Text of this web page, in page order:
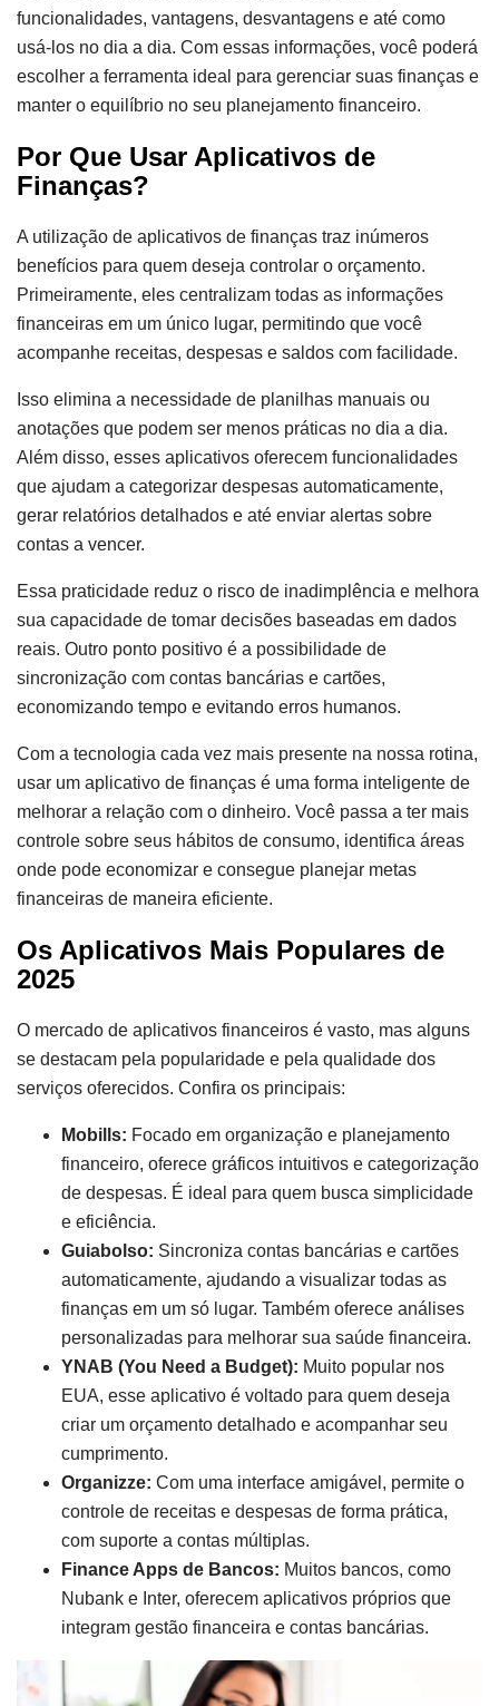
funcionalidades, vantagens, desvantagens e até como
usá-los no dia a dia. Com essas informações, você poderá
escolher a ferramenta ideal para gerenciar suas finanças e
manter o equilíbrio no seu planejamento financeiro.
Por Que Usar Aplicativos de
Finanças?
A utilização de aplicativos de finanças traz inúmeros
benefícios para quem deseja controlar o orçamento.
Primeiramente, eles centralizam todas as informações
financeiras em um único lugar, permitindo que você
acompanhe receitas, despesas e saldos com facilidade.
Isso elimina a necessidade de planilhas manuais ou
anotações que podem ser menos práticas no dia a dia.
Além disso, esses aplicativos oferecem funcionalidades
que ajudam a categorizar despesas automaticamente,
gerar relatórios detalhados e até enviar alertas sobre
contas a vencer.
Essa praticidade reduz o risco de inadimplência e melhora
sua capacidade de tomar decisões baseadas em dados
reais. Outro ponto positivo é a possibilidade de
sincronização com contas bancárias e cartões,
economizando tempo e evitando erros humanos.
Com a tecnologia cada vez mais presente na nossa rotina,
usar um aplicativo de finanças é uma forma inteligente de
melhorar a relação com o dinheiro. Você passa a ter mais
controle sobre seus hábitos de consumo, identifica áreas
onde pode economizar e consegue planejar metas
financeiras de maneira eficiente.
Os Aplicativos Mais Populares de
2025
O mercado de aplicativos financeiros é vasto, mas alguns
se destacam pela popularidade e pela qualidade dos
serviços oferecidos. Confira os principais:
Mobills: Focado em organização e planejamento
financeiro, oferece gráficos intuitivos e categorização
de despesas. É ideal para quem busca simplicidade
e eficiência.
Guiabolso: Sincroniza contas bancárias e cartões
automaticamente, ajudando a visualizar todas as
finanças em um só lugar. Também oferece análises
personalizadas para melhorar sua saúde financeira.
YNAB (You Need a Budget): Muito popular nos
EUA, esse aplicativo é voltado para quem deseja
criar um orçamento detalhado e acompanhar seu
cumprimento.
Organizze: Com uma interface amigável, permite o
controle de receitas e despesas de forma prática,
com suporte a contas múltiplas.
Finance Apps de Bancos: Muitos bancos, como
Nubank e Inter, oferecem aplicativos próprios que
integram gestão financeira e contas bancárias.